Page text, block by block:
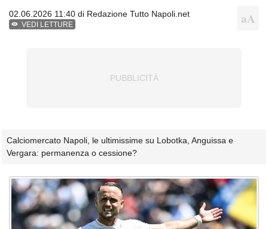
02.06.2026 11:40 di Redazione Tutto Napoli.net
VEDI LETTURE
Calciomercato Napoli, le ultimissime su Lobotka, Anguissa e
Vergara: permanenza o cessione?